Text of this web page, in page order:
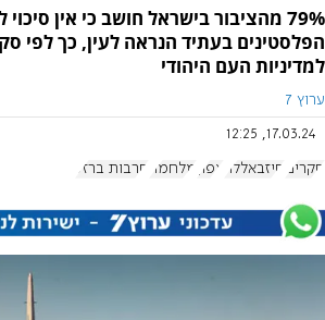
79% מהציבור בישראל חושב כי אין
הפלסטינים בעתיד הנראה לעין, כך לפי
למדיניות העם היהודי
ערוץ 7
17.03.24, 12:25
סקרים חיזבאללה צפון מלחמה חרבות ברזל